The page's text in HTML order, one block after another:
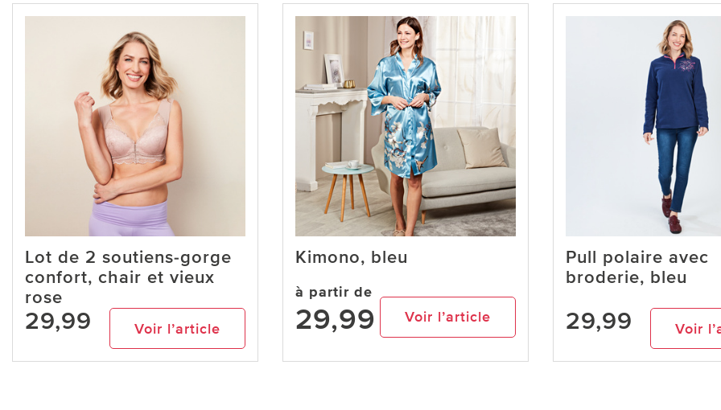
Lot de 2 soutiens-gorge
confort, chair et vieux
rose
29,99 Voir l’article
Kimono, bleu
à partir de
29,99 Voir l’article
Pull polaire avec
broderie, bleu
29,99 Voir